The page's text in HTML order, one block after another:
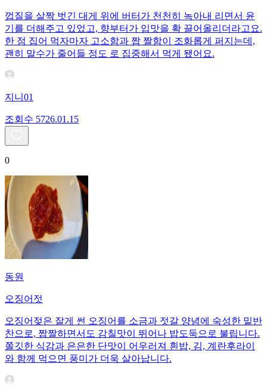
껍질을 살짝 벗긴 대게 위에 버터가 천천히 녹아내 리면서 윤
기를 더해주고 있었고, 향부터가 입맛을 확 끌어올리더라고요.
한 점 집어 먹자마자 고소함과 짭 짤함이 조화롭게 퍼지는데,
괜히 말수가 줄어들 정도 로 집중해서 먹게 됐어요.
지니01
조회수 5726.01.15
0
동원
오징어젓
오징어젖은 잘게 썬 오징어를 소금과 젓갈 양념에 숙성한 밑반
찬으로, 짭짤하면서도 감칠맛이 뛰어나 밥도둑으로 불립니다.
쫄깃한 식감과 은은한 단맛이 어우러져 흰밥, 김, 계란후라이
와 함께 먹으면 풍미가 더욱 살아납니다.